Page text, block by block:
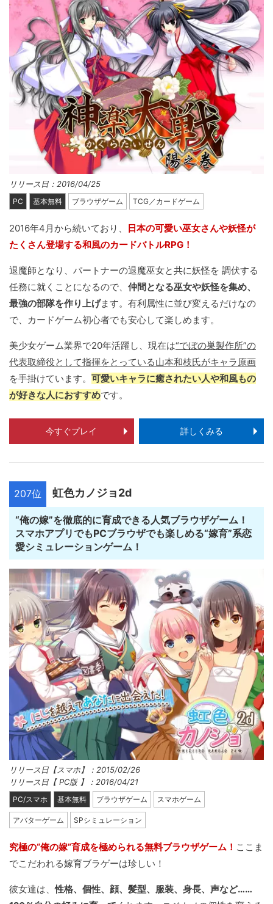
リリース日：2016/04/25
PC 基本無料 ブラウザゲーム TCG／カードゲーム
2016年4月から続いており、
日本の可愛い巫女さんや妖怪が
たくさん登場する和風のカードバトルRPG！
退魔師となり、パートナーの退魔巫女と共に妖怪を 調伏する
任務に就くことになるので、 仲間となる巫女や妖怪を集め、
最強の部隊を作り上げます。有利属性に並び変えるだけなの
で、カードゲーム初心者でも安心して楽しめます。
美少女ゲーム業界で20年活躍し、現在は“でぼの巣製作所”の
代表取締役として指揮をとっている山本和枝氏がキャラ原画
を手掛けています。 可愛いキャラに癒されたい人や和風もの
が好きな人におすすめです。
今すぐプレイ 詳しくみる
207位 虹色カノジョ2d
“俺の嫁”を徹底的に育成できる人気ブラウザゲーム！
スマホアプリでもPCブラウザでも楽しめる“嫁育”系恋
愛シミュレーションゲーム！
リリース日【スマホ】：2015/02/26
リリース日【 PC版 】：2016/04/21
PC/スマホ 基本無料 ブラウザゲーム スマホゲーム
アバターゲーム SPシミュレーション
究極の“俺の嫁”育成を極められる無料ブラウザゲーム！ ここま
でこだわれる嫁育ブラゲーは珍しい！
彼女達は、性格、個性、顔、髪型、服装、身長、声など……